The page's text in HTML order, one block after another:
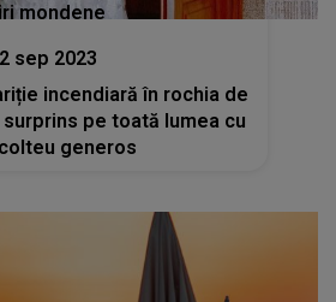
mondene
sep 2023
incendiară în rochia de
pe toată lumea cu
generos